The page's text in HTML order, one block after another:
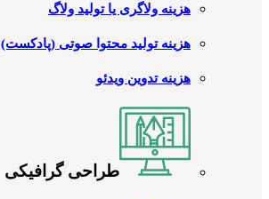
هزینه ولاگری یا تولید ولاگ
هزینه تولید محتوا صوتی (پادکست)
هزینه تدوین ویدئو
طراحی گرافیکی